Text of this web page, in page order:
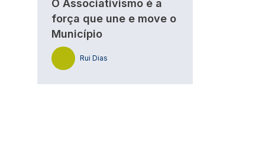
O Associativismo é a
força que une e move o
Município
Rui Dias